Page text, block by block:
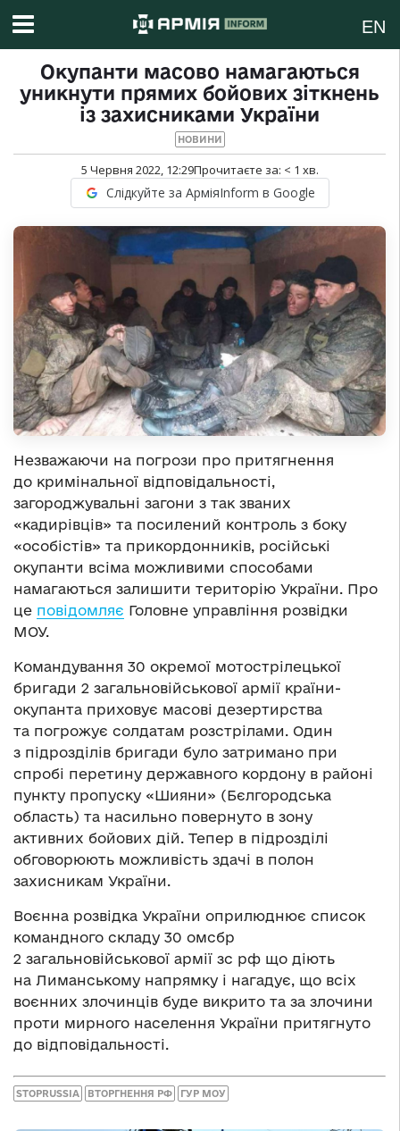
EN
Окупанти масово намагаються
уникнути прямих бойових зіткнень
із захисниками України
НОВИНИ
5 Червня 2022, 12:29Прочитаєте за: < 1 хв.
Слідкуйте за АрміяInform в Google
Незважаючи на погрози про притягнення
до кримінальної відповідальності,
загороджувальні загони з так званих
«кадирівців» та посилений контроль з боку
«особістів» та прикордонників, російські
окупанти всіма можливими способами
намагаються залишити територію України. Про
це повідомляє Головне управління розвідки
МОУ.
Командування 30 окремої мотострілецької
бригади 2 загальновійськової армії країни-
окупанта приховує масові дезертирства
та погрожує солдатам розстрілами. Один
з підрозділів бригади було затримано при
спробі перетину державного кордону в районі
пункту пропуску «Шияни» (Бєлгородська
область) та насильно повернуто в зону
активних бойових дій. Тепер в підрозділі
обговорюють можливість здачі в полон
захисникам України.
Воєнна розвідка України оприлюднює список
командного складу 30 омсбр
2 загальновійськової армії зс рф що діють
на Лиманському напрямку і нагадує, що всіх
воєнних злочинців буде викрито та за злочини
проти мирного населення України притягнуто
до відповідальності.
STOPRUSSIA ВТОРГНЕННЯ РФ ГУР МОУ